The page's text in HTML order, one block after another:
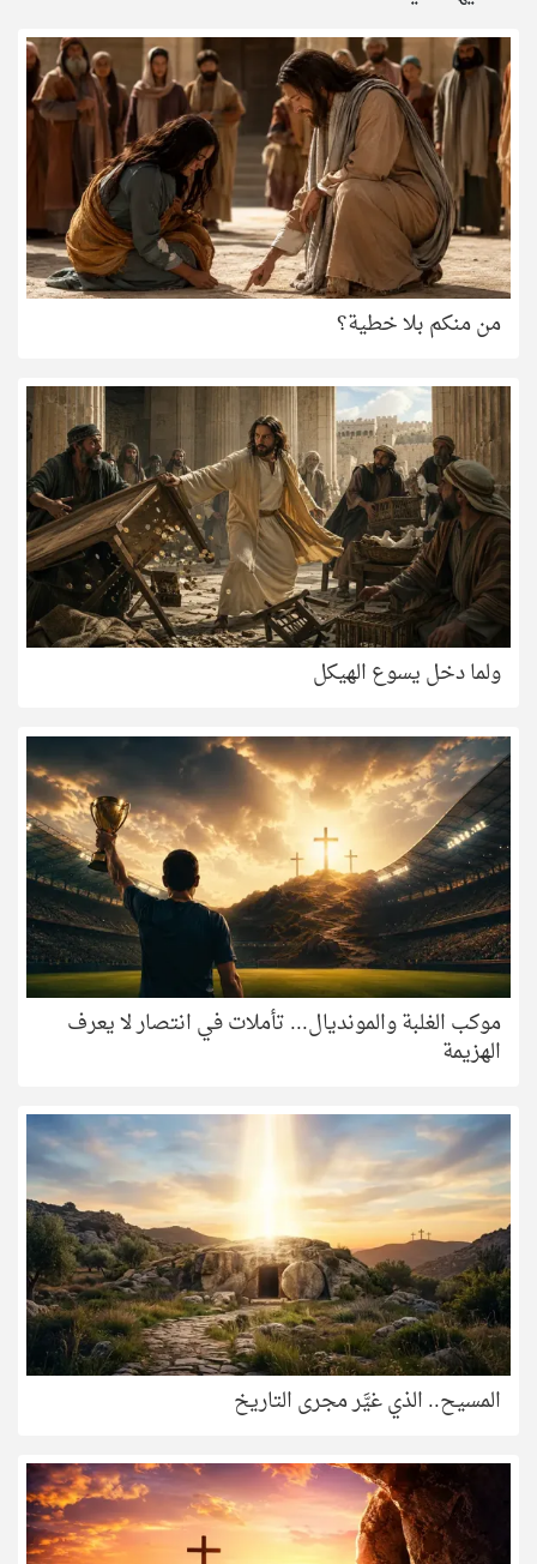
من منكم بلا خطية؟
ولما دخل يسوع الهيكل
موكب الغلبة والمونديال... تأملات في انتصار لا يعرف
الهزيمة
المسيح.. الذي غيَّر مجرى التاريخ